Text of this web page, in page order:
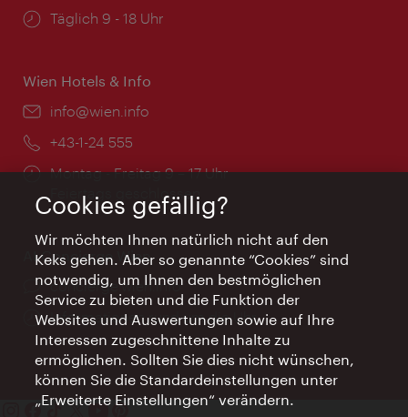
Öffnungszeiten:
Täglich 9 - 18 Uhr
Wien Hotels & Info
Email:
info@wien.info
Telefon:
+43-1-24 555
Öffnungszeiten:
Montag - Freitag 9 – 17 Uhr
Feiertags geschlossen
AI Concierge Wien
Ort:
concierge.wien.info
Öffnungszeiten:
Informationen rund um die Uhr
Cookies gefällig?
Wir möchten Ihnen natürlich nicht auf den
Keks gehen. Aber so genannte “Cookies” sind
notwendig, um Ihnen den bestmöglichen
Service zu bieten und die Funktion der
Websites und Auswertungen sowie auf Ihre
Interessen zugeschnittene Inhalte zu
ermöglichen. Sollten Sie dies nicht wünschen,
können Sie die Standardeinstellungen unter
„Erweiterte Einstellungen“ verändern.